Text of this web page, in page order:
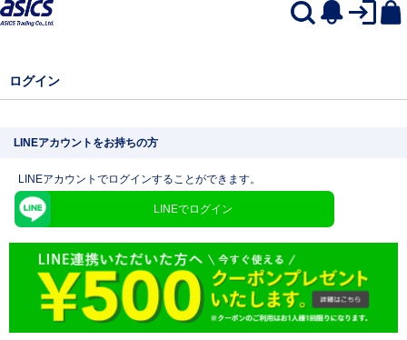
ログイン
LINEアカウントをお持ちの方
LINEアカウントでログインすることができます。
LINEでログイン